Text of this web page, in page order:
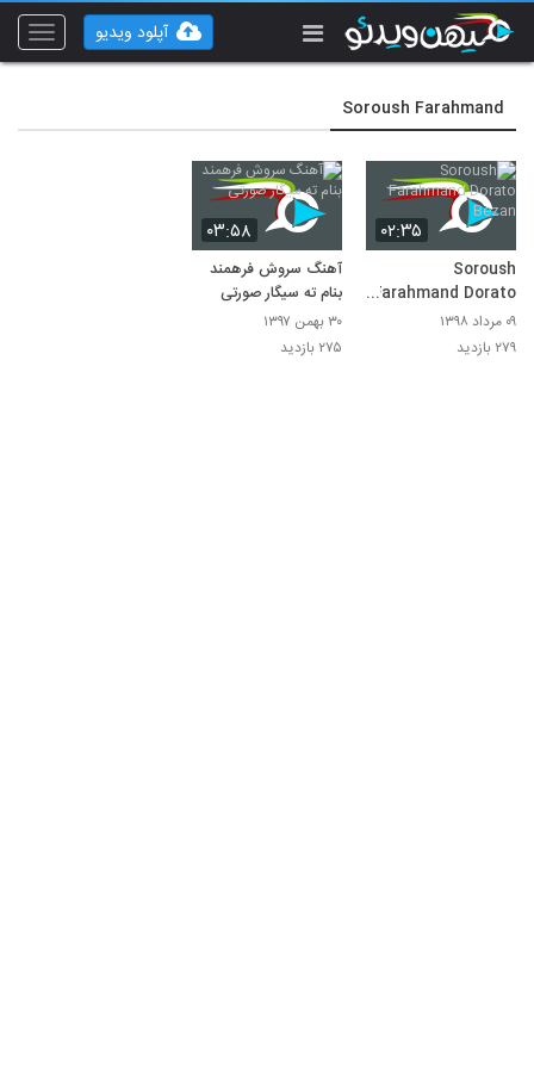
Toggle
آپلود ویدیو
Soroush Farahmand
۰۲:۳۵
Soroush
Farahmand Dorato
Bezan
۰۹ مرداد ۱۳۹۸
۲۷۹ بازدید
۰۳:۵۸
آهنگ سروش فرهمند
بنام ته سیگار صورتی
۳۰ بهمن ۱۳۹۷
۲۷۵ بازدید